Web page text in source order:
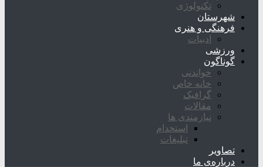
تکنولوژی
شهرستان
فرهنگی و هنری
ادبیات
ورزشی
گوناگون
خواندنی
خانه خاص
گرافیک
مقالات
نیازمندی ها
استخدام
تبلیغات
تصاویر
درباره‌ی ما